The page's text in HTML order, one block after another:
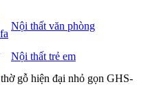
Nội thất văn phòng
Nội thất trẻ em
gỗ hiện đại nhỏ gọn GHS-